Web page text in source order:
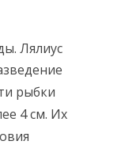
рыбки
4 см. Их